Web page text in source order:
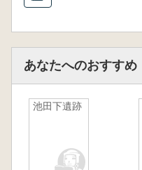
あなたへのおすすめ
池田下遺跡